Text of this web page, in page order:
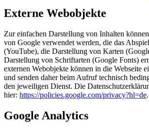
Externe Webobjekte
Zur einfachen Darstellung von Inhalten
von Google verwendet werden, die das
(YouTube), die Darstellung von Karten
Darstellung von Schriftarten (Google Fonts)
externen Webobjekte können in die Webseite
und senden daher beim Aufruf technisch
den jeweiligen Dienst. Die
hier: https://policies.google.com/privacy?hl=de.
Google Analytics